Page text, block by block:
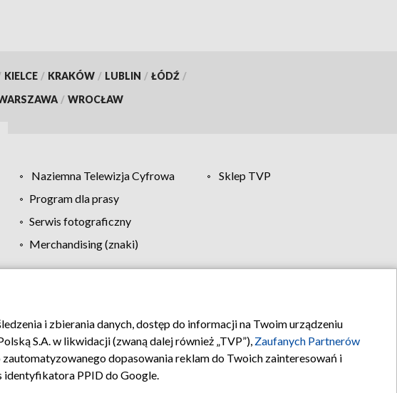
KIELCE / KRAKÓW / LUBLIN / ŁÓDŹ /
/ WROCŁAW
Naziemna Telewizja Cyfrowa
Sklep TVP
Program dla prasy
Serwis fotograficzny
Merchandising (znaki)
Biuro reklamy Kontakt
i zbierania danych, dostęp do informacji na Twoim urządzeniu
S.A. w likwidacji (zwaną dalej również „TVP”), Zaufanych Partnerów
dopasowania reklam do Twoich zainteresowań i
identyfikatora PPID do Google.